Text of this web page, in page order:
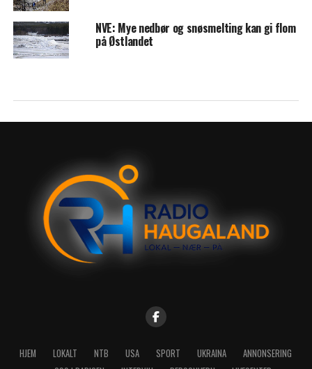
NVE: Mye nedbør og snøsmelting kan gi flom
på Østlandet
HJEM LOKALT NTB USA SPORT UKRAINA
ANNONSERING